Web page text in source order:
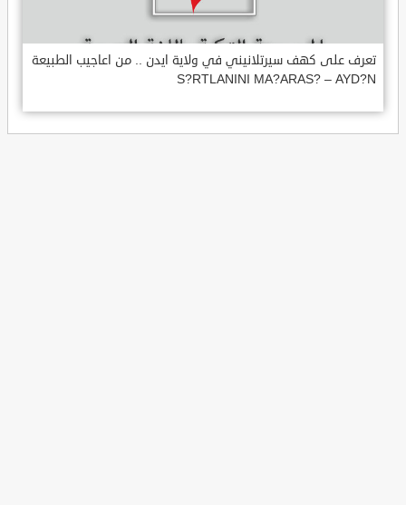
تعرف على كهف سيرتلانيني في ولاية ايدن .. من اعاجيب الطبيعة
S?RTLANINI MA?ARAS? – AYD?N